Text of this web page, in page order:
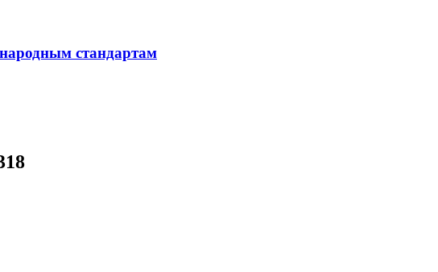
стандартам